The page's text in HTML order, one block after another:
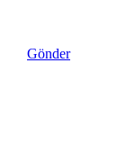
Gönder